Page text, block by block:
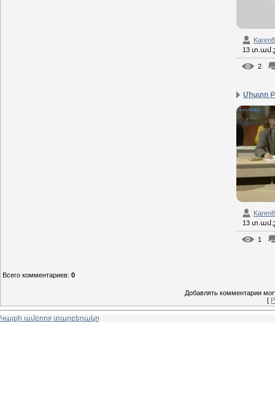
13
2
Միստր
13
1
Всего комментариев: 0
Добавлять комментарии
[
Կայքի ամբողջ տարբերակը